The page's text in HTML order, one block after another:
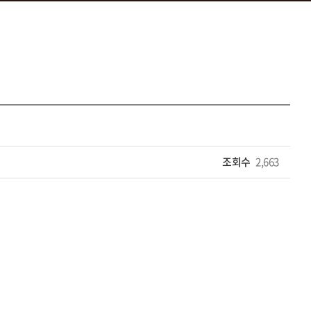
조회수 2,663